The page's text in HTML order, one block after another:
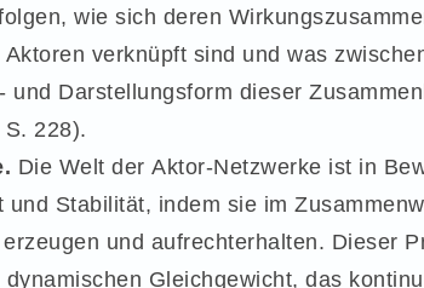
wie sich deren
verknüpft sind und was
und Darstellungsform dieser
228).
Die Welt der Aktor-Netzwerke ist in
Stabilität, indem sie im
und aufrechterhalten. Dieser
Gleichgewicht, das